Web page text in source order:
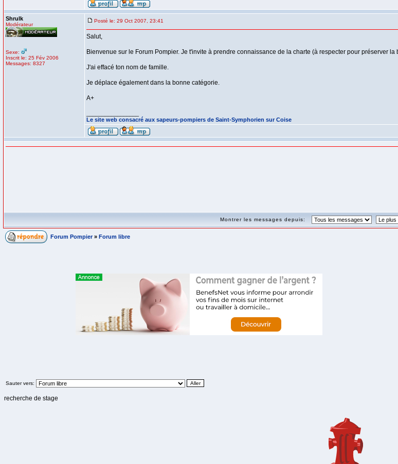
Shrulk
Modérateur
Sexe:
Inscrit le: 25 Fév 2006
Messages: 8327
Posté le: 29 Oct 2007, 23:41
Salut,
Bienvenue sur le Forum Pompier. Je t'invite à prendre connaissance de la charte (à respecter pour préserver
J'ai effacé ton nom de famille.
Je déplace également dans la bonne catégorie.
A+
Le site web consacré aux sapeurs-pompiers de Saint-Symphorien sur Coise
Montrer les messages depuis:
Forum Pompier » Forum libre
Sauter vers:
recherche de stage